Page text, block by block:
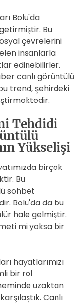
Bolu'da
Bu
çevrelerini
insanlarla
edinebilirler.
canlı görüntülü
trend, şehirdeki
Tehdidi
Yükselişi
birçok
Bu
sohbet
Bolu'da da bu
hale gelmiştir.
mi yoksa bir
hayatlarımızı
bir rol
uzaktan
Canlı